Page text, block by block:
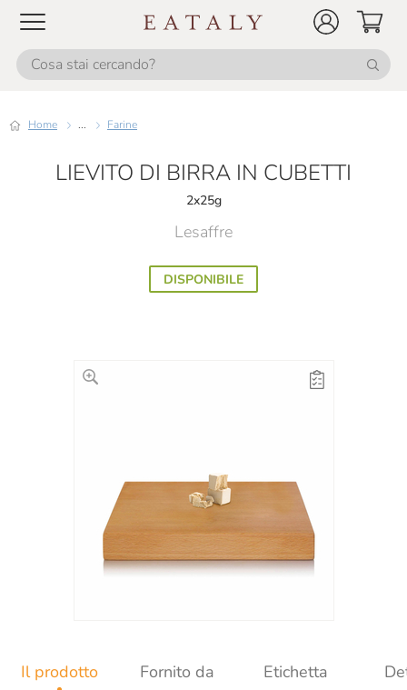
Home ... Farine
LIEVITO DI BIRRA IN CUBETTI
2x25g
Lesaffre
DISPONIBILE
Il prodotto Fornito da Etichetta